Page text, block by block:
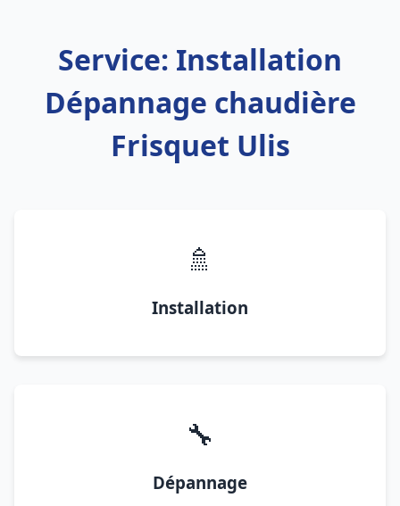
Service: Installation
Dépannage chaudière
Frisquet Ulis
🚿
Installation
🔧
Dépannage